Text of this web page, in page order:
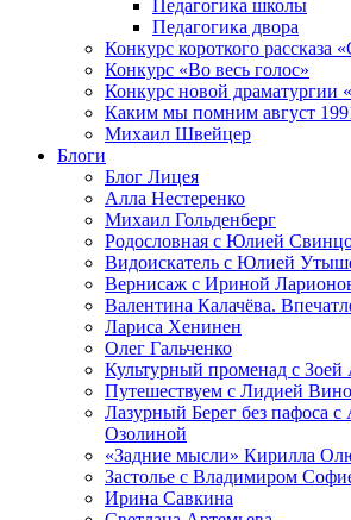
Педагогика школы
Педагогика двора
Конкурс короткого рассказа
Конкурс «Во весь голос»
Конкурс новой драматургии
Каким мы помним август
Михаил Швейцер
Блоги
Блог Лицея
Алла Нестеренко
Михаил Гольденберг
Родословная с Юлией
Видоискатель с Юлией
Вернисаж с Ириной
Валентина Калачёва.
Лариса Хенинен
Олег Гальченко
Культурный променад с Зоей
Путешествуем с Лидией
Лазурный Берег без пафоса с
Озолиной
«Задние мысли» Кирилла
Застолье с Владимиром
Ирина Савкина